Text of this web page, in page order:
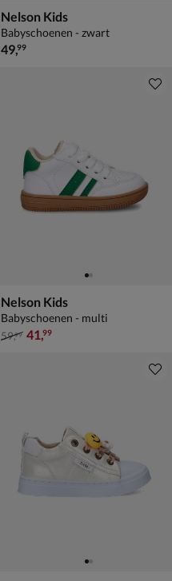
Nelson Kids
Babyschoenen - zwart
€ 49,99
49,99
Nelson Kids
Babyschoenen - multi
van € 59,99 voor € 41,99
59,99 41,99